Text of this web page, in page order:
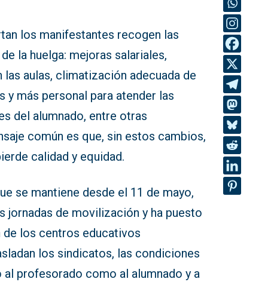
los manifestantes recogen las
la huelga: mejoras salariales,
aulas, climatización adecuada de
y más personal para atender las
del alumnado, entre otras
común es que, sin estos cambios,
calidad y equidad.
se mantiene desde el 11 de mayo,
jornadas de movilización y ha puesto
los centros educativos
los sindicatos, las condiciones
profesorado como al alumnado y a